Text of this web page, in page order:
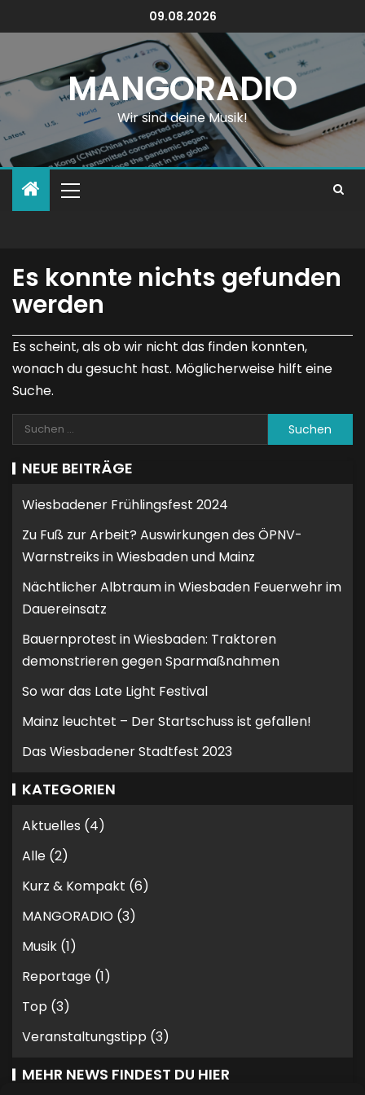
09.08.2026
MANGORADIO
Wir sind deine Musik!
Es konnte nichts gefunden
werden
Es scheint, als ob wir nicht das finden konnten,
wonach du gesucht hast. Möglicherweise hilft eine
Suche.
NEUE BEITRÄGE
Wiesbadener Frühlingsfest 2024
Zu Fuß zur Arbeit? Auswirkungen des ÖPNV-
Warnstreiks in Wiesbaden und Mainz
Nächtlicher Albtraum in Wiesbaden Feuerwehr im
Dauereinsatz
Bauernprotest in Wiesbaden: Traktoren
demonstrieren gegen Sparmaßnahmen
So war das Late Light Festival
Mainz leuchtet – Der Startschuss ist gefallen!
Das Wiesbadener Stadtfest 2023
KATEGORIEN
Aktuelles (4)
Alle (2)
Kurz & Kompakt (6)
MANGORADIO (3)
Musik (1)
Reportage (1)
Top (3)
Veranstaltungstipp (3)
MEHR NEWS FINDEST DU HIER